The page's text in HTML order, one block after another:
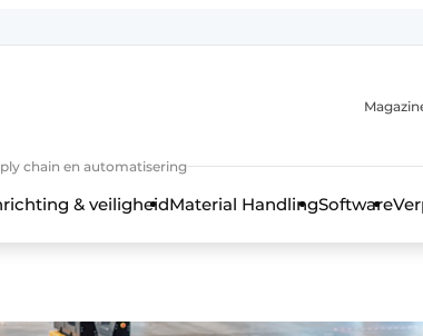
chain en automatisering
& veiligheidMaterial HandlingSoftware